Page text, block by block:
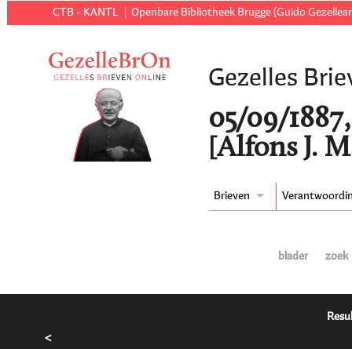
CTB - KANTL Openbare Bibliotheek Brugge (Guido
Gezelles
05/09/
[Alfons J.
Brieven
blader zoek
<